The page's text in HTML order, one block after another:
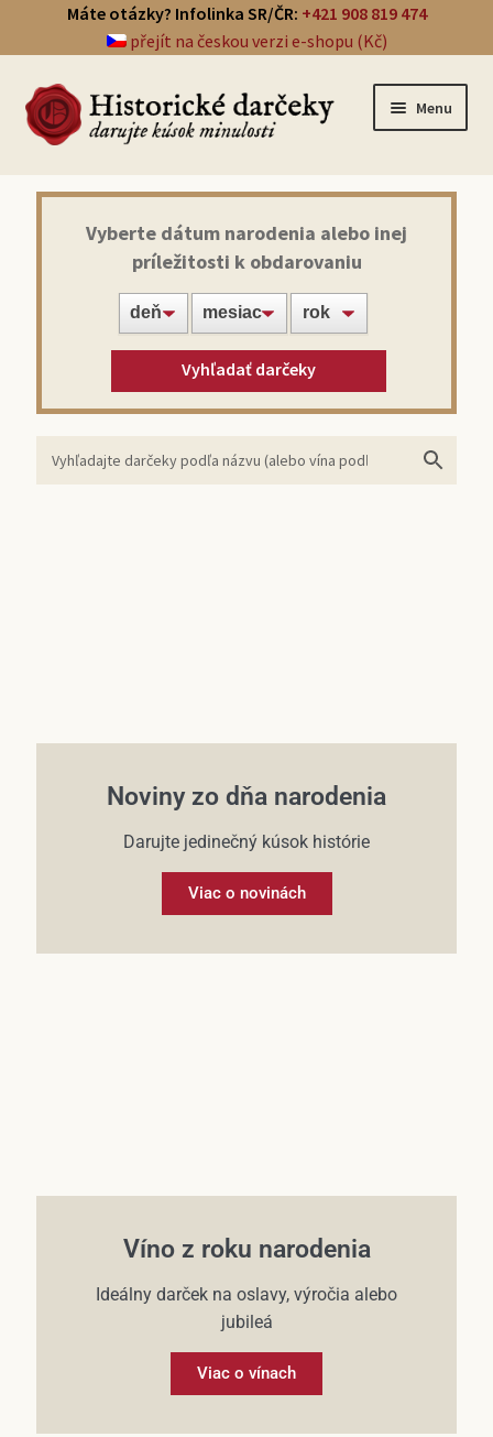
Máte otázky? Infolinka SR/ČR: +421 908 819 474
přejít na českou verzi e-shopu (Kč)
Menu
Prehľad darčekov
Noviny zo dňa narodenia
Víno z roku narodenia
Vyberte dátum narodenia alebo inej
príležitosti k obdarovaniu
Vyhľadať darčeky
Noviny zo dňa narodenia
Darujte jedinečný kúsok histórie
Viac o novinách
Víno z roku narodenia
Ideálny darček na oslavy, výročia alebo
jubileá
Viac o vínach